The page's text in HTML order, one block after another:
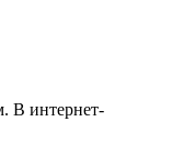
В интернет-